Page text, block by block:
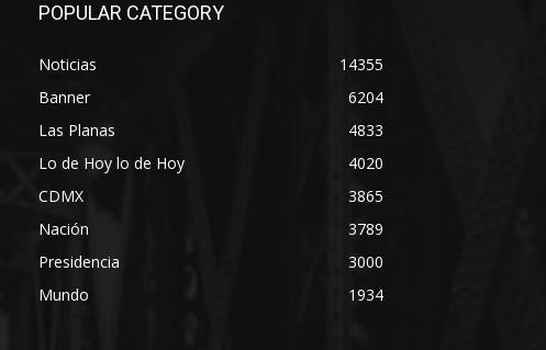
POPULAR CATEGORY
Noticias
14355
Banner
6204
Las Planas
4833
Lo de Hoy lo de Hoy
4020
CDMX
3865
Nación
3789
Presidencia
3000
Mundo
1934